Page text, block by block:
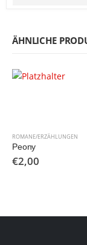
ÄHNLICHE
ROMANE/ERZÄHLUNGEN
Peony
€2,00